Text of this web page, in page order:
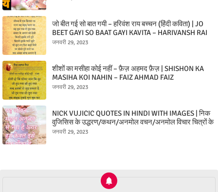
जो बीत गई सो बात गयी – हरिवंश राय बच्चन (हिंदी कविता) | JO
BEET GAYI SO BAAT GAYI KAVITA – HARIVANSH RAI
BACHCHAN (HINDI POEM)
जनवरी 29, 2023
शीशों का मसीहा कोई नहीं – फ़ैज़ अहमद फ़ैज़ | SHISHON KA
MASIHA KOI NAHIN – FAIZ AHMAD FAIZ
जनवरी 29, 2023
NICK VUJICIC QUOTES IN HINDI WITH IMAGES | निक
वुजिसिस के उद्धरण/कथन/अनमोल वचन/अनमोल विचार चित्रों के
साथ
जनवरी 29, 2023